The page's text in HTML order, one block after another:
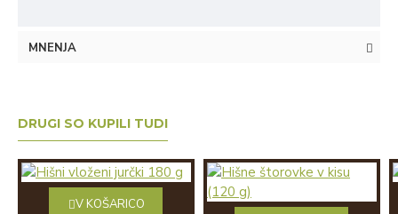
MNENJA
DRUGI SO KUPILI TUDI
V KOŠARICO